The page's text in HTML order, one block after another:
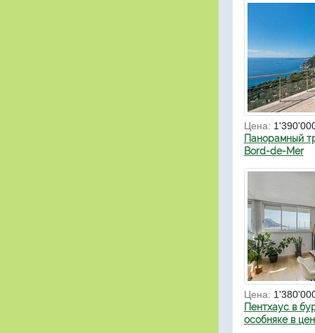
Цена:
Панорамный
Bord-de-Mer
Цена:
Пентхаус в
особняке в